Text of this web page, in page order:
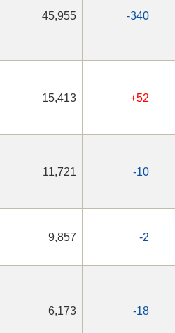
45,955 -340
15,413 +52
11,721 -10
9,857 -2
6,173 -18